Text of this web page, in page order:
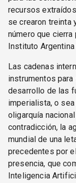
recursos
se crearon treinta
número que
Instituto Argentina
Las cadenas
instrumentos
desarrollo de las
imperialista, o
oligarquía
contradicción, la
mundial de una
precedentes por
presencia, que
Inteligencia